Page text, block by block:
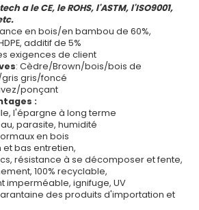
a le CE, le ROHS, l'ASTM, l'ISO9001,
en bois/en bambou de 60%,
additif de 5%
exigences de client
: Cèdre/Brown/bois/bois de
gris/foncé
ponçant
s :
l'épargne à long terme
parasite, humidité
en bois
et bas entretien,
résistance à se décomposer et fente,
100% recyclable,
imperméable, ignifuge, UV
des produits d'importation et